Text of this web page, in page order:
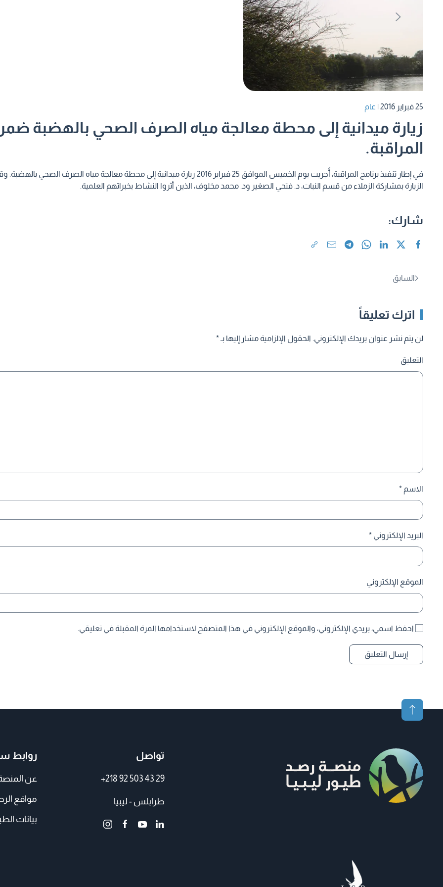
25 فبراير 2016 | عام
زيارة ميدانية إلى محطة معالجة مياه الصرف الصحي بالهضبة
المراقبة.
في إطار تنفيذ برنامج المراقبة، أُجريت يوم الخميس الموافق 25 فبراير 2016 زيارة ميدانية إلى محطة معالجة مياه
الزيارة بمشاركة الزملاء من قسم النبات، د. فتحي الصغير ود. محمد مخلوف، الذين أثروا النشاط بخبراتهم العلمية.
شارك:
السابق
اترك تعليقاً
لن يتم نشر عنوان بريدك الإلكتروني. الحقول الإلزامية مشار إليها بـ*
التعليق
الاسم *
البريد الإلكتروني *
الموقع الإلكتروني
احفظ اسمي، بريدي الإلكتروني، والموقع الإلكتروني في هذا المتصفح لاستخدامها المرة المقبلة في تعليقي.
إرسال التعليق
تواصل
+218 92 503 43 29
طرابلس - ليبيا
روابط
عن
مواقع
بيانات